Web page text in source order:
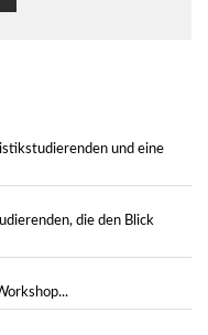
und eine
die den Blick